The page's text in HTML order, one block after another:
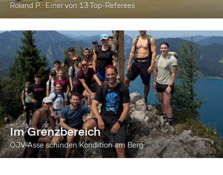
Roland P.: Einer von 13 Top-Referees
Im Grenzbereich
ÖJV-Asse schinden Kondition am Berg